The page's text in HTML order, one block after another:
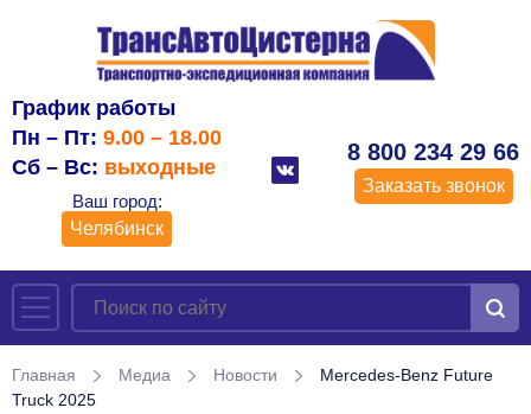
График работы
Пн – Пт: 9.00 – 18.00
Сб – Вс: выходные
Ваш город:
Челябинск
8 800 234 29 66
Заказать звонок
Главная Медиа Новости
Mercedes-Benz Future
Truck 2025